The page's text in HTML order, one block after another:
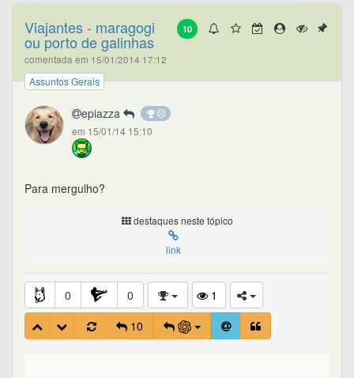
10
Viajantes - maragogi
ou porto de galinhas
comentada em 15/01/2014 17:12
Assuntos Gerais
epiazza
em 15/01/14 15:10
Para mergulho?
destaques neste tópico
link
0 0
1
10